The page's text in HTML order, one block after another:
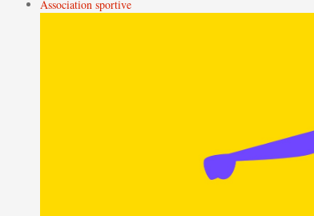
Association sportive